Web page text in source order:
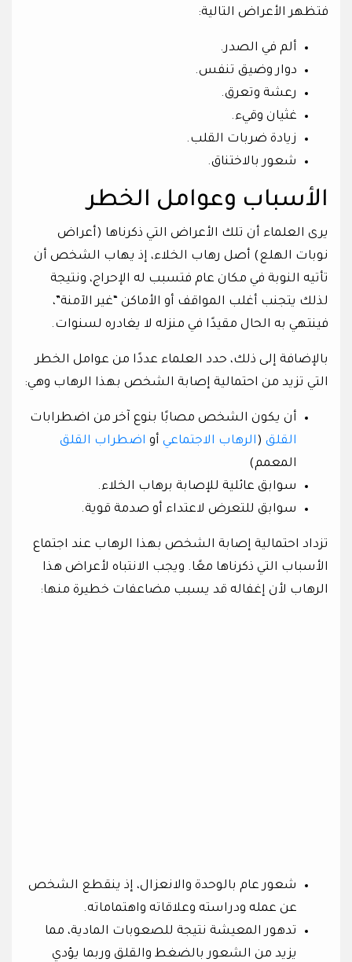
فتظهر الأعراض التالية:
ألم في الصدر.
دوار وضيق تنفس.
رعشة وتعرق.
غثيان وقيء.
زيادة ضربات القلب.
شعور بالاختناق.
الأسباب وعوامل الخطر
يرى العلماء أن تلك الأعراض التي ذكرناها (أعراض
نوبات الهلع) أصل رهاب الخلاء، إذ يهاب الشخص أن
تأتيه النوبة في مكان عام فتسبب له الإحراج، ونتيجة
لذلك يتجنب أغلب المواقف أو الأماكن “غير الآمنة”،
فينتهي به الحال مقيدًا في منزله لا يغادره لسنوات.
بالإضافة إلى ذلك، حدد العلماء عددًا من عوامل الخطر
التي تزيد من احتمالية إصابة الشخص بهذا الرهاب وهي:
أن يكون الشخص مصابًا بنوع آخر من اضطرابات
القلق ( الرهاب الاجتماعي أو اضطراب القلق
المعمم)
سوابق عائلية للإصابة برهاب الخلاء.
سوابق للتعرض لاعتداء أو صدمة قوية.
تزداد احتمالية إصابة الشخص بهذا الرهاب عند اجتماع
الأسباب التي ذكرناها معًا. ويجب الانتباه لأعراض هذا
الرهاب لأن إغفاله قد يسبب مضاعفات خطيرة منها:
شعور عام بالوحدة والانعزال، إذ ينقطع الشخص
عن عمله ودراسته وعلاقاته واهتماماته.
تدهور المعيشة نتيجة للصعوبات المادية، مما
يزيد من الشعور بالضغط والقلق وربما يؤدي